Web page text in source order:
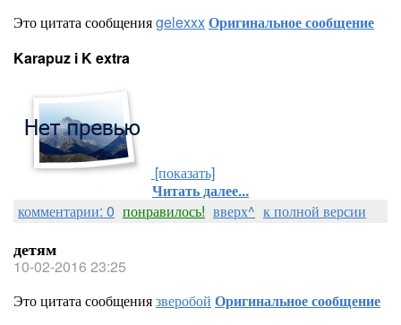
Это цитата сообщенияgelexxxОригинальное сообщение
Karapuz i K extra
[показать]
Читать далее...
комментарии: 0 понравилось! вверх^ к полной версии
детям
10-02-2016 23:25
Это цитата сообщениязверобой Оригинальное сообщение